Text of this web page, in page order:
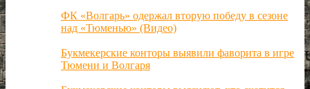
ФК «Волгарь» одержал вторую победу в сезоне
над «Тюменью» (Видео)
Букмекерские конторы выявили фаворита в игре
Тюмени и Волгаря